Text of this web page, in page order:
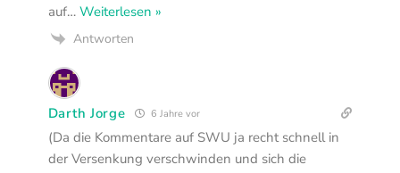
auf… Weiterlesen »
Antworten
Darth Jorge 6 Jahre vor
(Da die Kommentare auf SWU ja recht schnell in
der Versenkung verschwinden und sich die